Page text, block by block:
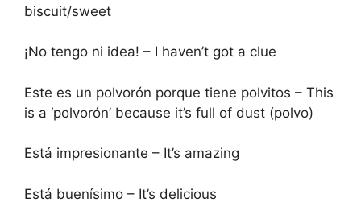
biscuit/sweet
¡No tengo ni idea! – I haven’t got a clue
Este es un polvorón porque tiene polvitos – This
is a ‘polvorón’ because it’s full of dust (polvo)
Está impresionante – It’s amazing
Está buenísimo – It’s delicious